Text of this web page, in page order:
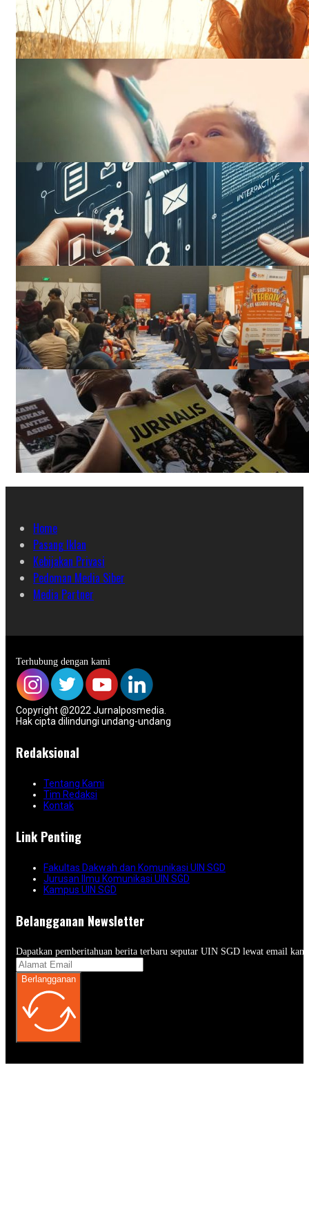
Home
Pasang Iklan
Kebijakan Privasi
Pedoman Media Siber
Media Partner
Terhubung dengan kami
Copyright @2022 Jurnalposmedia.
Hak cipta dilindungi undang-undang
Redaksional
Tentang Kami
Tim Redaksi
Kontak
Link Penting
Fakultas Dakwah dan Komunikasi UIN SGD
Jurusan Ilmu Komunikasi UIN SGD
Kampus UIN SGD
Belangganan Newsletter
Dapatkan pemberitahuan berita terbaru seputar UIN SGD lewat email
Berlangganan